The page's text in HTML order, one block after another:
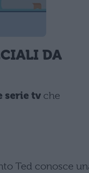
DA
serie tv che
Ted conosce